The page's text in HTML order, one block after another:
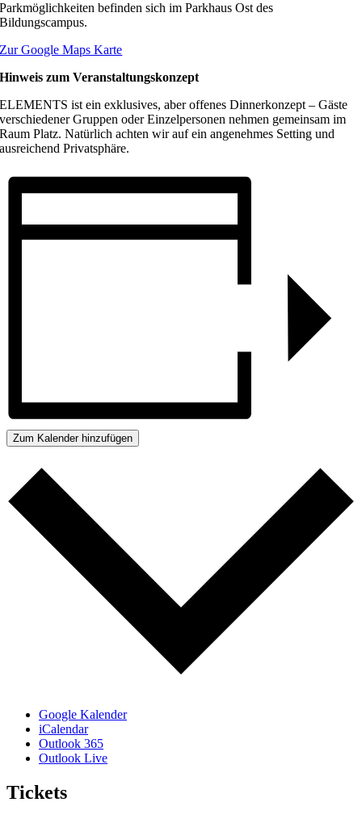
Parkmöglichkeiten befinden sich im Parkhaus Ost des
Bildungscampus.
Zur Google Maps Karte
Hinweis zum Veranstaltungskonzept
ELEMENTS ist ein exklusives, aber offenes Dinnerkonzept – Gäste
verschiedener Gruppen oder Einzelpersonen nehmen gemeinsam im
Raum Platz. Natürlich achten wir auf ein angenehmes Setting und
ausreichend Privatsphäre.
Zum Kalender hinzufügen
Google Kalender
iCalendar
Outlook 365
Outlook Live
Tickets